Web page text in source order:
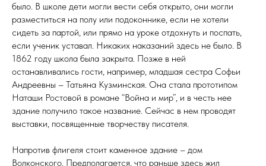
было. В школе дети могли вести себя открыто, они могли
разместиться на полу или подоконнике, если не хотели
сидеть за партой, или прямо на уроке отдохнуть и поспать,
если ученик уставал. Никаких наказаний здесь не было. В
1862 году школа была закрыта. Позже в ней
останавливались гости, например, младшая сестра Софьи
Андреевны – Татьяна Кузминская. Она стала прототипом
Наташи Ростовой в романе “Война и мир”, и в честь нее
здание получило такое название. Сейчас в нем проводят
выставки, посвященные творчеству писателя.
Напротив флигеля стоит каменное здание – дом
Волконского. Предполагается, что раньше здесь жил